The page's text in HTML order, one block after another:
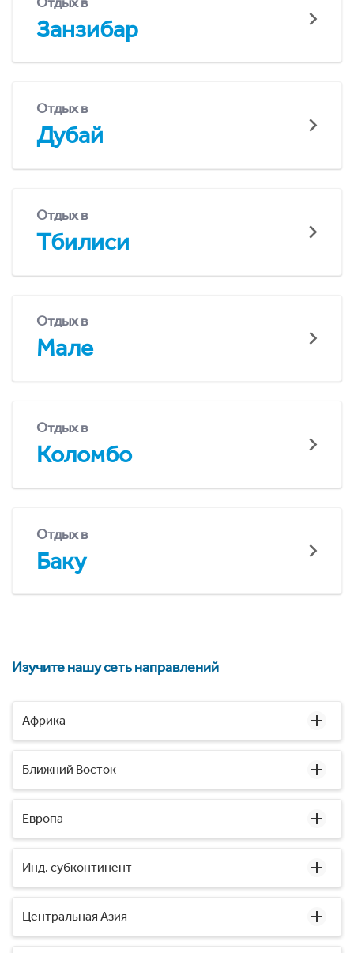
Занзибар
Отдых в
Дубай
Отдых в
Тбилиси
Отдых в
Мале
Отдых в
Коломбо
Отдых в
Баку
Изучите нашу сеть направлений
Африка
Ближний Восток
Европа
Инд. субконтинент
Центральная Азия